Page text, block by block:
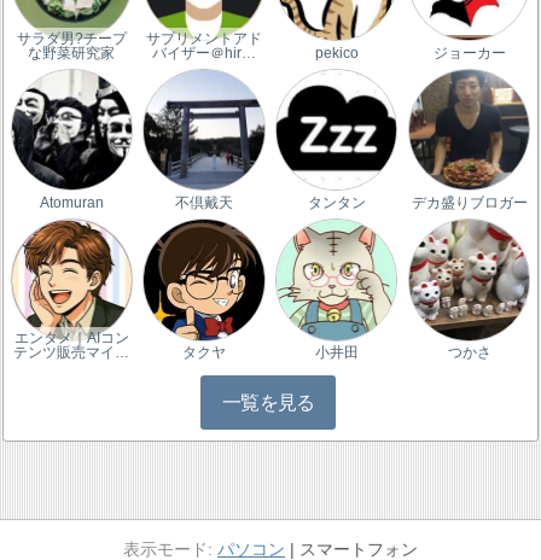
サラダ男?チープ
な野菜研究家
サプリメントアド
バイザー＠hir…
pekico ジョーカー
Atomuran 不倶戴天 タンタン デカ盛りブロガー
エンタメ｜AIコン
テンツ販売マイ…
タクヤ 小井田 つかさ
一覧を見る
パソコン スマートフォン